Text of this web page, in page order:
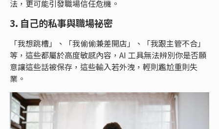
法，更可能引發職場信任危機。
3. 自己的私事與職場祕密
「我想跳槽」、「我偷偷兼差開店」、「我跟主管不合」
等，這些都屬於高度敏感內容，AI 工具無法辨別你是否願
意讓這些話被保存，這些輸入若外洩，輕則尷尬重則失
業。